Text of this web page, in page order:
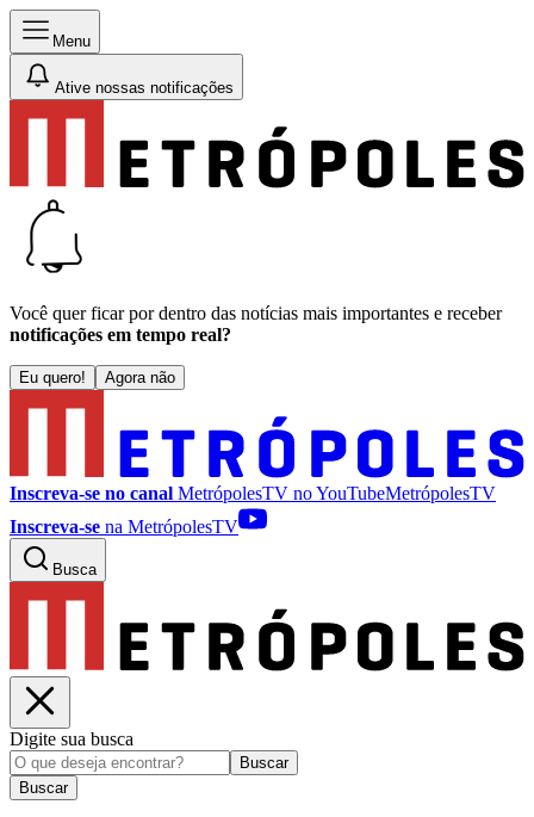
Menu
Ative nossas notificações
Você quer ficar por dentro das notícias mais importantes e receber
notificações em tempo real?
Eu quero! Agora não
Inscreva-se no canal MetrópolesTV noYouTubeMetrópolesTV
Inscreva-se na MetrópolesTV
Busca
Digite sua busca
Buscar
Buscar